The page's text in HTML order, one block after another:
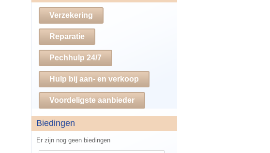
Verzekering
Reparatie
Pechhulp 24/7
Hulp bij aan- en verkoop
Voordeligste aanbieder
Biedingen
Er zijn nog geen biedingen